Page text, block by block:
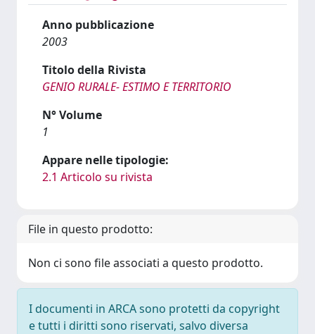
Anno pubblicazione
2003
Titolo della Rivista
GENIO RURALE- ESTIMO E TERRITORIO
N° Volume
1
Appare nelle tipologie:
2.1 Articolo su rivista
File in questo prodotto:
Non ci sono file associati a questo prodotto.
I documenti in ARCA sono protetti da copyright
e tutti i diritti sono riservati, salvo diversa